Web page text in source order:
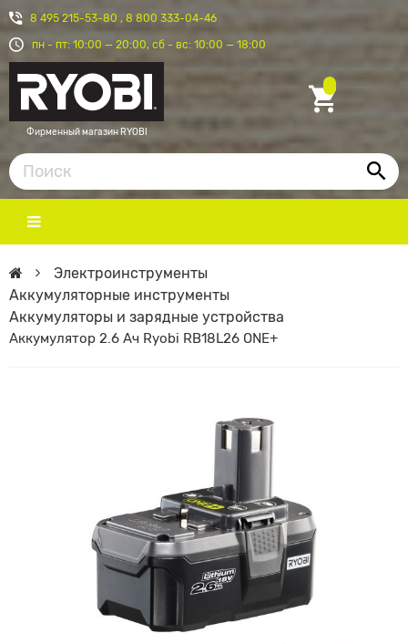
8 495 215-53-80 , 8 800 333-04-46
пн - пт: 10:00 — 20:00, сб - вс: 10:00 — 18:00
Фирменный магазин RYOBI
Электроинструменты
Аккумуляторные инструменты
Аккумуляторы и зарядные устройства
Аккумулятор 2.6 Ач Ryobi RB18L26 ONE+